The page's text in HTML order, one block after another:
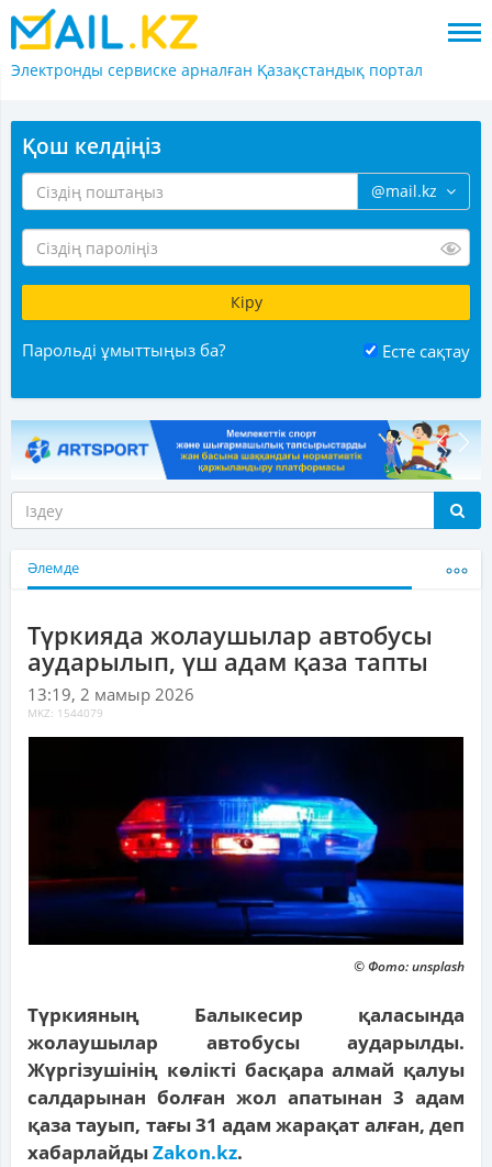
Электронды сервиске арналған Қазақстандық портал
Қош келдіңіз
@mail.kz
Парольді ұмыттыңыз ба? Есте сақтау
Әлемде
Түркияда жолаушылар автобусы
аударылып, үш адам қаза тапты
13:19, 2 мамыр 2026
MKZ: 1544079
© Фото: unsplash
Түркияның Балыкесир қаласында
жолаушылар автобусы аударылды.
Жүргізушінің көлікті басқара алмай қалуы
салдарынан болған жол апатынан 3 адам
қаза тауып, тағы 31 адам жарақат алған, деп
хабарлайдыZakon.kz.